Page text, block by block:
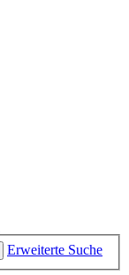
Erweiterte Suche